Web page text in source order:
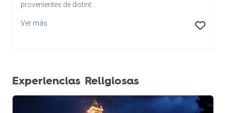
provenientes de distint...
Ver más
Experiencias Religiosas